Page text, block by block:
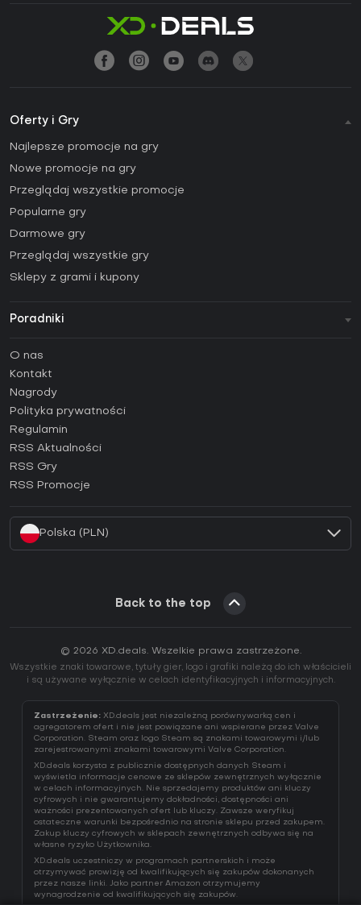
Oferty i Gry
Najlepsze promocje na gry
Nowe promocje na gry
Przeglądaj wszystkie promocje
Popularne gry
Darmowe gry
Przeglądaj wszystkie gry
Sklepy z grami i kupony
Poradniki
Poradniki
Jak aktywować klucz Steam (CD Key)?
Jak aktywować klucz Epic Games (CD Key)?
Jak aktywować klucz GOG (CD Key)?
Jak aktywować klucz Ubisoft Connect (CD Key)?
Jak aktywować klucz EA App (CD Key)?
O nas
Kontakt
Nagrody
Polityka prywatności
Regulamin
RSS Aktualności
RSS Gry
RSS Promocje
Polska (PLN)
Back to the top
© 2026 XD.deals. Wszelkie prawa zastrzeżone.
Wszystkie znaki towarowe, tytuły gier, logo i grafiki należą do ich właścicieli
i są używane wyłącznie w celach identyfikacyjnych i informacyjnych.
Zastrzeżenie: XD.deals jest niezależną porównywarką cen i
agregatorem ofert i nie jest powiązane ani wspierane przez Valve
Corporation. Steam oraz logo Steam są znakami towarowymi i/lub
zarejestrowanymi znakami towarowymi Valve Corporation.
XD.deals korzysta z publicznie dostępnych danych Steam i
wyświetla informacje cenowe ze sklepów zewnętrznych wyłącznie
w celach informacyjnych. Nie sprzedajemy produktów ani kluczy
cyfrowych i nie gwarantujemy dokładności, dostępności ani
ważności prezentowanych ofert lub kluczy. Zawsze weryfikuj
ostateczne warunki bezpośrednio na stronie sklepu przed zakupem.
Zakup kluczy cyfrowych w sklepach zewnętrznych odbywa się na
własne ryzyko Użytkownika.
XD.deals uczestniczy w programach partnerskich i może
otrzymywać prowizję od kwalifikujących się zakupów dokonanych
przez nasze linki. Jako partner Amazon otrzymujemy
wynagrodzenie od kwalifikujących się zakupów.